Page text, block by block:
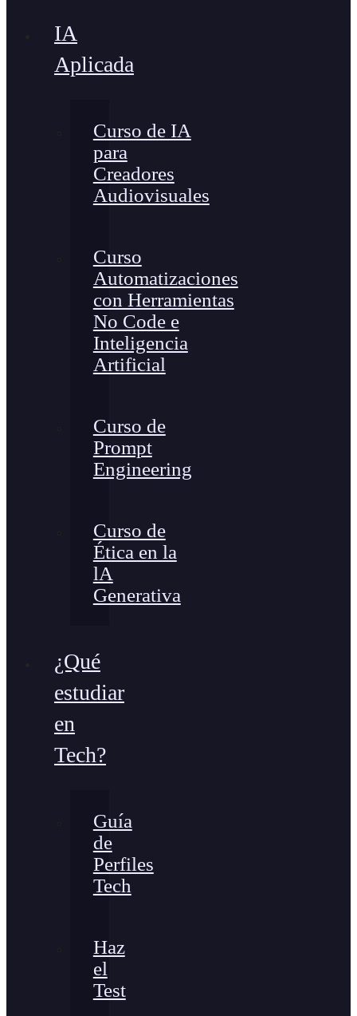
IA
Aplicada
Curso de IA
para
Creadores
Audiovisuales
Curso
Automatizaciones
con Herramientas
No Code e
Inteligencia
Artificial
Curso de
Prompt
Engineering
Curso de
Ética en la
lA
Generativa
¿Qué
estudiar
en
Tech?
Guía
de
Perfiles
Tech
Haz
el
Test